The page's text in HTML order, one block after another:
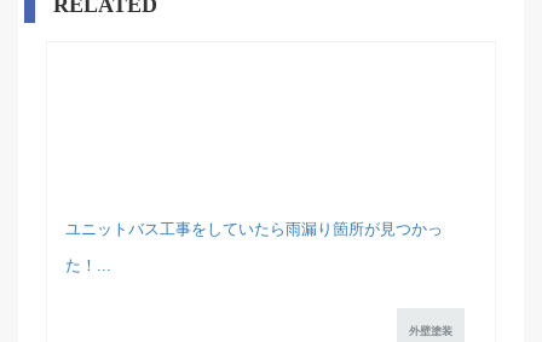
ユニットバス工事をしていたら雨漏り箇所が見つかっ
た！...
外壁塗装